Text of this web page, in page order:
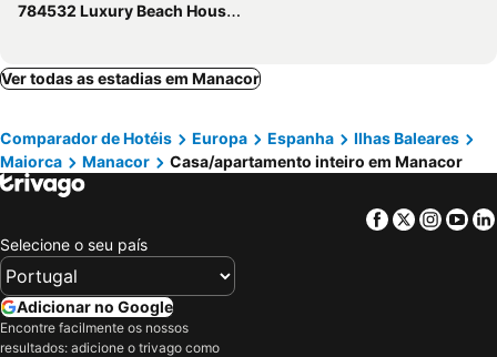
784532 Luxury Beach House Randemar (license Number Et / 2734) - 784532 Luxury Beach House Randemar
Ver todas as estadias em Manacor
Comparador de Hotéis Europa Espanha
Ilhas Baleares
Maiorca
Manacor Casa/apartamento inteiro em Manacor
Facebook
Twitter
Selecione o seu país
Adicionar no Google
Encontre facilmente os nossos
resultados: adicione o trivago como